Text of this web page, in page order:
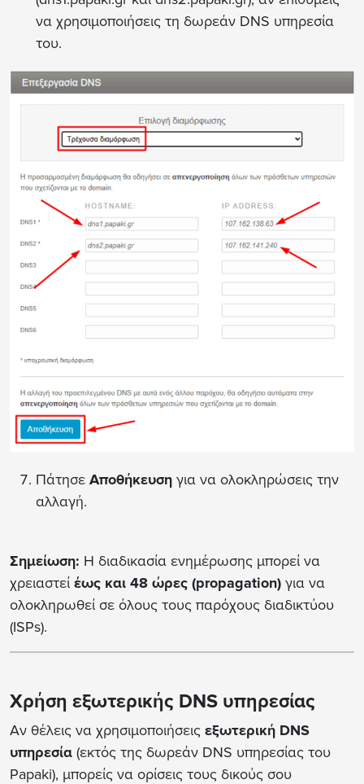
να χρησιμοποιήσεις τη δωρεάν DNS υπηρεσία
του.
Πάτησε Αποθήκευση για να ολοκληρώσεις την
αλλαγή.
Σημείωση: Η διαδικασία ενημέρωσης μπορεί να
χρειαστεί έως και 48 ώρες (propagation) για να
ολοκληρωθεί σε όλους τους παρόχους διαδικτύου
(ISPs).
Χρήση εξωτερικής DNS υπηρεσίας
Αν θέλεις να χρησιμοποιήσεις εξωτερική DNS
υπηρεσία (εκτός της δωρεάν DNS υπηρεσίας του
Papaki), μπορείς να ορίσεις τους δικούς σου